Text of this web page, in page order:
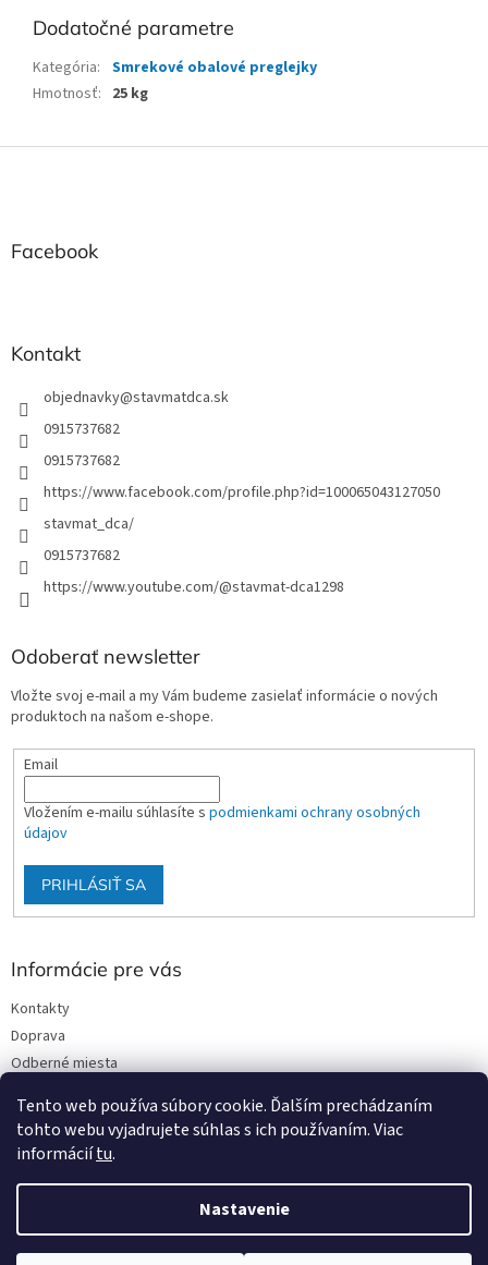
Tento web používa súbory cookie. Ďalším prechádzaním
tohto webu vyjadrujete súhlas s ich používaním. Viac
informáciítu.
Nastavenie
Dodatočné parametre
Kategória: Smrekové obalové preglejky
Hmotnosť: 25 kg
Facebook
Kontakt
objednavky@stavmatdca.sk
0915737682
0915737682
https://www.facebook.com/profile.php?id=100065043127050
stavmat_dca/
0915737682
https://www.youtube.com/@stavmat-dca1298
Odoberať newsletter
Vložte svoj e-mail a my Vám budeme zasielať informácie o nových
produktoch na našom e-shope.
Email
Vložením e-mailu súhlasíte s podmienkami ochrany osobných
údajov
PRIHLÁSIŤ SA
Informácie pre vás
Kontakty
Doprava
Odberné miesta
Obchodné podmienky
Vytvoril Shoptet